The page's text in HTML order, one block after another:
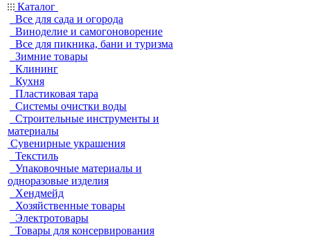
Каталог
Все для сада и огорода
Виноделие и самогоноворение
Все для пикника, бани и туризма
Зимние товары
Клининг
Кухня
Пластиковая тара
Системы очистки воды
Строительные инструменты и
материалы
Сувенирные украшения
Текстиль
Упаковочные материалы и
одноразовые изделия
Хендмейд
Хозяйственные товары
Электротовары
Товары для консервирования